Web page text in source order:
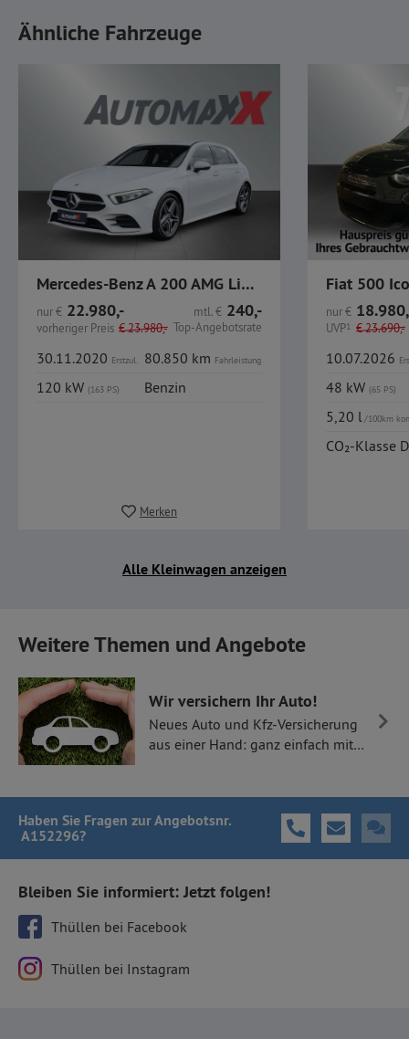
Ähnliche Fahrzeuge
Mercedes-Benz A 200 AMG Line MBUX Business LED HP
nur€ 22.980,-
vorheriger Preis €23.980,-
mtl.€ 240,-
Top-Angebotsrate
30.11.2020 Erstzul. 80.850 km Fahrleistung
120 kW (163 PS) Benzin
Merken
nur€
UVP1 €23.690,-
10.07.2026
48 kW (65 PS)
5,20 l/100km
CO₂-Klasse D
Alle Kleinwagen anzeigen
Weitere Themen und Angebote
Wir versichern Ihr Auto!
Neues Auto und Kfz-Versicherung
aus einer Hand: ganz einfach mit
Haben Sie Fragen zur Angebotsnr.
A152296?
Bleiben Sie informiert: Jetzt folgen!
Thüllen bei Facebook
Thüllen bei Instagram